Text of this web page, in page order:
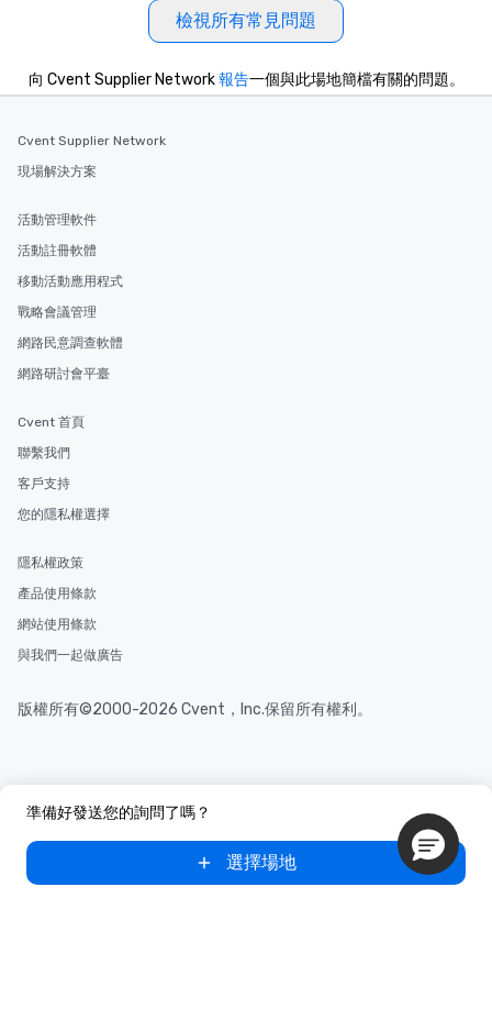
檢視所有常見問題
準備好發送您的詢問了嗎？
選擇場地
向 Cvent Supplier Network報告一個與此場地簡檔有關的問題。
Cvent Supplier Network
現場解決方案
活動管理軟件
活動註冊軟體
移動活動應用程式
戰略會議管理
網路民意調查軟體
網路研討會平臺
Cvent 首頁
聯繫我們
客戶支持
您的隱私權選擇
隱私權政策
產品使用條款
網站使用條款
與我們一起做廣告
版權所有©2000-2026 Cvent，Inc.保留所有權利。